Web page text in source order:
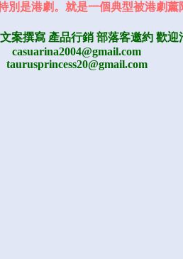
別是港劇。就是一個典型被港劇薰
案撰寫 產品行銷 部落客邀約 歡迎
casuarina2004@gmail.com
taurusprincess20@gmail.com